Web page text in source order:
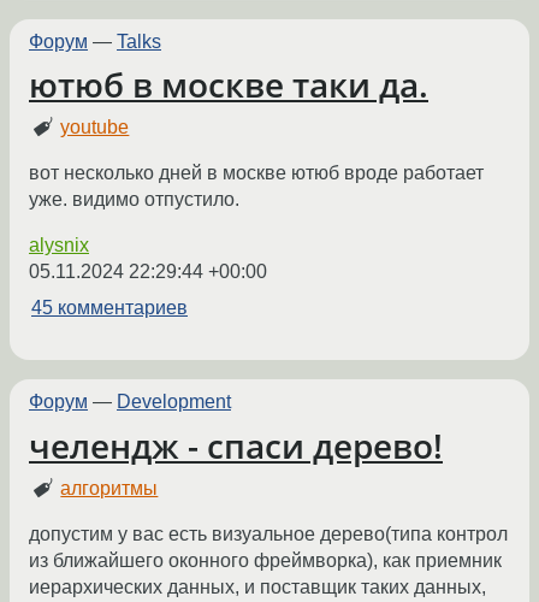
Форум — Talks
ютюб в москве таки да.
youtube
вот несколько дней в москве ютюб вроде работает
уже. видимо отпустило.
alysnix
05.11.2024 22:29:44 +00:00
45 комментариев
Форум — Development
челендж - спаси дерево!
алгоритмы
допустим у вас есть визуальное дерево(типа контрол
из ближайшего оконного фреймворка), как приемник
иерархических данных, и поставщик таких данных,